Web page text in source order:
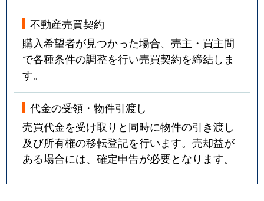
不動産売買契約
購入希望者が見つかった場合、売主・買主間
で各種条件の調整を行い売買契約を締結しま
す。
代金の受領・物件引渡し
売買代金を受け取りと同時に物件の引き渡し
及び所有権の移転登記を行います。売却益が
ある場合には、確定申告が必要となります。